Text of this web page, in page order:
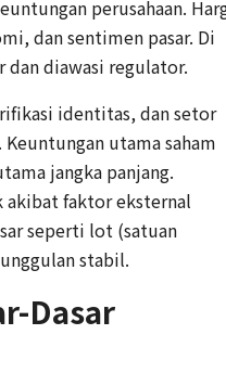
perusahaan.
dan sentimen pasar. Di
dan diawasi regulator.
identitas, dan setor
utama saham
jangka panjang.
akibat faktor eksternal
seperti lot (satuan
stabil.
Dasar